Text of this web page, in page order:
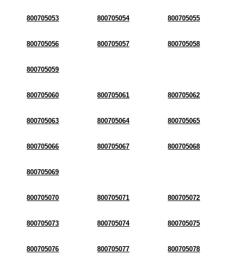
800705053 800705054 800705055
800705056 800705057 800705058
800705059
800705060 800705061 800705062
800705063 800705064 800705065
800705066 800705067 800705068
800705069
800705070 800705071 800705072
800705073 800705074 800705075
800705076 800705077 800705078